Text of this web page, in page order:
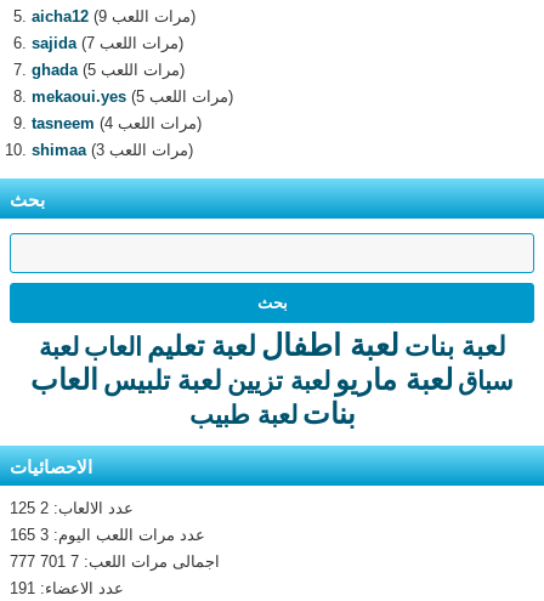
aicha12
(9 مرات اللعب)
sajida
(7 مرات اللعب)
ghada
(5 مرات اللعب)
mekaoui.yes
(5 مرات اللعب)
tasneem
(4 مرات اللعب)
shimaa
(3 مرات اللعب)
بحث
لعبة بنات لعبة اطفال لعبة تعليم العاب لعبة
سباق لعبة ماريو لعبة تزيين لعبة تلبيس العاب
بنات لعبة طبيب
الاحصائيات
عدد الالعاب: 2 125
عدد مرات اللعب اليوم: 3 165
اجمالى مرات اللعب: 7 701 777
عدد الاعضاء: 191